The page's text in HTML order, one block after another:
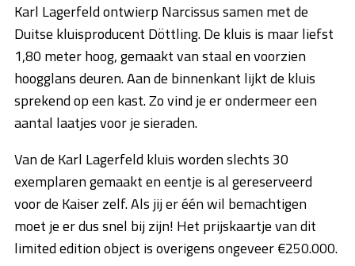
Karl Lagerfeld ontwierp Narcissus samen met de
Duitse kluisproducent Döttling. De kluis is maar liefst
1,80 meter hoog, gemaakt van staal en voorzien
hoogglans deuren. Aan de binnenkant lijkt de kluis
sprekend op een kast. Zo vind je er ondermeer een
aantal laatjes voor je sieraden.
Van de Karl Lagerfeld kluis worden slechts 30
exemplaren gemaakt en eentje is al gereserveerd
voor de Kaiser zelf. Als jij er één wil bemachtigen
moet je er dus snel bij zijn! Het prijskaartje van dit
limited edition object is overigens ongeveer €250.000.